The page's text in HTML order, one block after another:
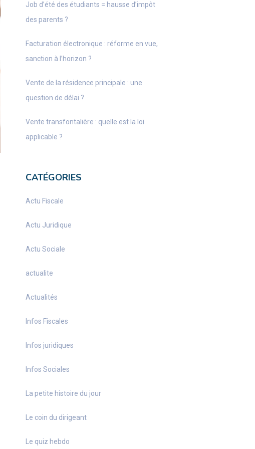
Job d’été des étudiants = hausse d’impôt
des parents ?
Facturation électronique : réforme en vue,
sanction à l’horizon ?
Vente de la résidence principale : une
question de délai ?
Vente transfontalière : quelle est la loi
applicable ?
CATÉGORIES
Actu Fiscale
Actu Juridique
Actu Sociale
actualite
Actualités
Infos Fiscales
Infos juridiques
Infos Sociales
La petite histoire du jour
Le coin du dirigeant
Le quiz hebdo